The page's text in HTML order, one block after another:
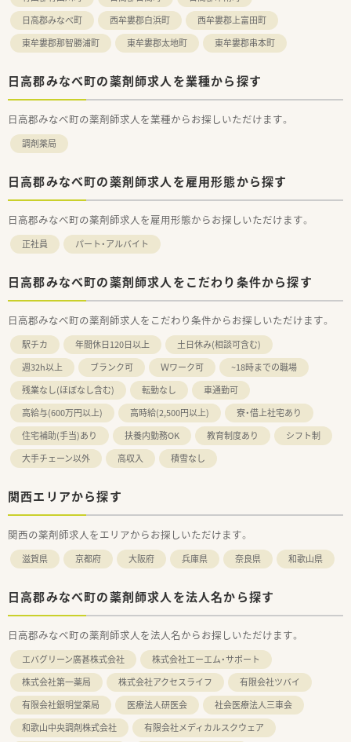
日高郡みなべ町
西牟婁郡白浜町
西牟婁郡上富田町
東牟婁郡那智勝浦町
東牟婁郡太地町 東牟婁郡串本町
日高郡みなべ町の薬剤師求人を業種から探す
日高郡みなべ町の薬剤師求人を業種からお探しいただけます。
調剤薬局
日高郡みなべ町の薬剤師求人を雇用形態から探す
日高郡みなべ町の薬剤師求人を雇用形態からお探しいただけます。
正社員 パート・アルバイト
日高郡みなべ町の薬剤師求人をこだわり条件から探す
日高郡みなべ町の薬剤師求人をこだわり条件からお探しいただけます。
駅チカ 年間休日120日以上
土日休み(相談可含む)
週32h以上
ブランク可 Ｗワーク可
~18時までの職場
残業なし(ほぼなし含む)
転勤なし
車通勤可
高給与(600万円以上)
高時給(2,500円以上)
寮・借上社宅あり
住宅補助(手当)あり
扶養内勤務OK 教育制度あり
シフト制
大手チェーン以外
高収入 積雪なし
関西エリアから探す
関西の薬剤師求人をエリアからお探しいただけます。
滋賀県 京都府 大阪府 兵庫県 奈良県 和歌山県
日高郡みなべ町の薬剤師求人を法人名から探す
日高郡みなべ町の薬剤師求人を法人名からお探しいただけます。
エバグリーン廣甚株式会社
株式会社エーエム・サポート
株式会社第一薬局
株式会社アクセスライフ
有限会社ツバイ
有限会社銀明堂薬局
医療法人研医会
社会医療法人三車会
和歌山中央調剤株式会社
有限会社メディカルスクウェア